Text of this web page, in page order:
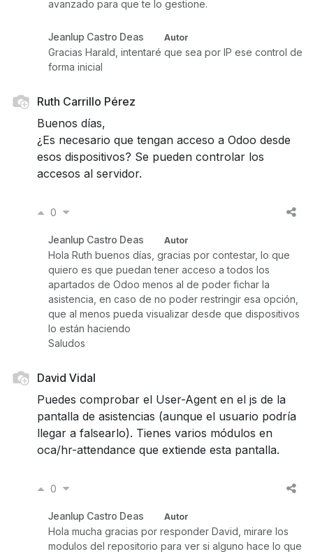
avanzado para que te lo gestione.
Jeanlup Castro Deas Autor
Gracias Harald, intentaré que sea por IP ese control de
forma inicial
Ruth Carrillo Pérez
Buenos días,
¿Es necesario que tengan acceso a Odoo desde
esos dispositivos? Se pueden controlar los
accesos al servidor.
0
Jeanlup Castro Deas Autor
Hola Ruth buenos días, gracias por contestar, lo que
quiero es que puedan tener acceso a todos los
apartados de Odoo menos al de poder fichar la
asistencia, en caso de no poder restringir esa opción,
que al menos pueda visualizar desde que dispositivos
lo están haciendo
Saludos
David Vidal
Puedes comprobar el User-Agent en el js de la
pantalla de asistencias (aunque el usuario podría
llegar a falsearlo). Tienes varios módulos en
oca/hr-attendance que extiende esta pantalla.
0
Jeanlup Castro Deas Autor
Hola mucha gracias por responder David, mirare los
modulos del repositorio para ver si alguno hace lo que